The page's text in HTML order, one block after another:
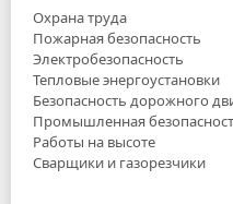
Охрана труда
Пожарная безопасность
Электробезопасность
Тепловые энергоустановки
Безопасность дорожного
Промышленная
Работы на высоте
Сварщики и газорезчики